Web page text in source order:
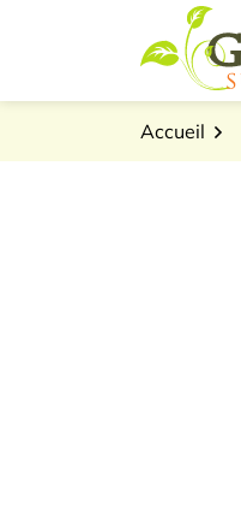
Accueil